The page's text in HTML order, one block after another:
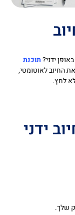
ידני?תוכנת
החיוב לאוטומטי,
לחץ.
ידני
שלך.